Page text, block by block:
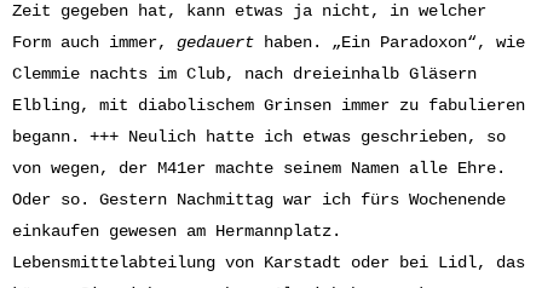
Zeit gegeben hat, kann etwas ja nicht, in welcher
Form auch immer, gedauert haben. „Ein Paradoxon“, wie
Clemmie nachts im Club, nach dreieinhalb Gläsern
Elbling, mit diabolischem Grinsen immer zu fabulieren
begann. +++ Neulich hatte ich etwas geschrieben, so
von wegen, der M41er machte seinem Namen alle Ehre.
Oder so. Gestern Nachmittag war ich fürs Wochenende
einkaufen gewesen am Hermannplatz.
Lebensmittelabteilung von Karstadt oder bei Lidl, das